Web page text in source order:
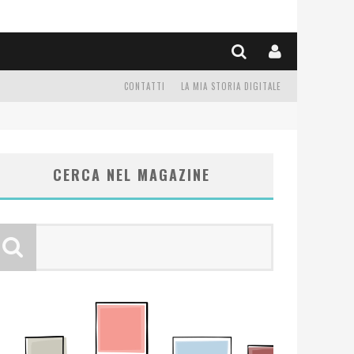
LA MIA STORIA DIGITALE
CONTATTI
CERCA NEL MAGAZINE